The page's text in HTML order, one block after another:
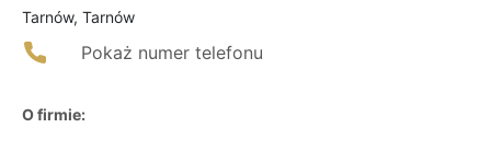
Tarnów, Tarnów
Pokaż numer telefonu
O firmie: